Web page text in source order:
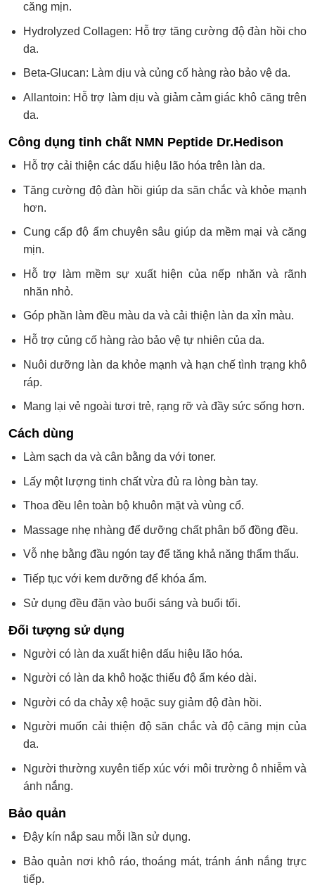
căng mịn.
Hydrolyzed Collagen: Hỗ trợ tăng cường độ đàn hồi cho
da.
Beta-Glucan: Làm dịu và củng cố hàng rào bảo vệ da.
Allantoin: Hỗ trợ làm dịu và giảm cảm giác khô căng trên
da.
Công dụng tinh chất NMN Peptide Dr.Hedison
Hỗ trợ cải thiện các dấu hiệu lão hóa trên làn da.
Tăng cường độ đàn hồi giúp da săn chắc và khỏe mạnh
hơn.
Cung cấp độ ẩm chuyên sâu giúp da mềm mại và căng
mịn.
Hỗ trợ làm mềm sự xuất hiện của nếp nhăn và rãnh
nhăn nhỏ.
Góp phần làm đều màu da và cải thiện làn da xỉn màu.
Hỗ trợ củng cố hàng rào bảo vệ tự nhiên của da.
Nuôi dưỡng làn da khỏe mạnh và hạn chế tình trạng khô
ráp.
Mang lại vẻ ngoài tươi trẻ, rạng rỡ và đầy sức sống hơn.
Cách dùng
Làm sạch da và cân bằng da với toner.
Lấy một lượng tinh chất vừa đủ ra lòng bàn tay.
Thoa đều lên toàn bộ khuôn mặt và vùng cổ.
Massage nhẹ nhàng để dưỡng chất phân bố đồng đều.
Vỗ nhẹ bằng đầu ngón tay để tăng khả năng thẩm thấu.
Tiếp tục với kem dưỡng để khóa ẩm.
Sử dụng đều đặn vào buổi sáng và buổi tối.
Đối tượng sử dụng
Người có làn da xuất hiện dấu hiệu lão hóa.
Người có làn da khô hoặc thiếu độ ẩm kéo dài.
Người có da chảy xệ hoặc suy giảm độ đàn hồi.
Người muốn cải thiện độ săn chắc và độ căng mịn của
da.
Người thường xuyên tiếp xúc với môi trường ô nhiễm và
ánh nắng.
Bảo quản
Đậy kín nắp sau mỗi lần sử dụng.
Bảo quản nơi khô ráo, thoáng mát, tránh ánh nắng trực
tiếp.